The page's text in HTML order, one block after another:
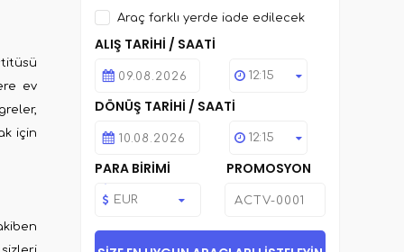
ev
için
Araç farklı yerde iade edilecek
ALIŞ TARİHİ / SAATİ
12:15
DÖNÜŞ TARİHİ / SAATİ
12:15
PARA BİRİMİ PROMOSYON
EUR